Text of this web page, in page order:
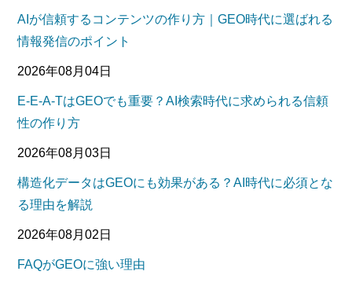
AIが信頼するコンテンツの作り方｜GEO時代に選ばれる
情報発信のポイント
2026年08月04日
E-E-A-TはGEOでも重要？AI検索時代に求められる信頼
性の作り方
2026年08月03日
構造化データはGEOにも効果がある？AI時代に必須とな
る理由を解説
2026年08月02日
FAQがGEOに強い理由